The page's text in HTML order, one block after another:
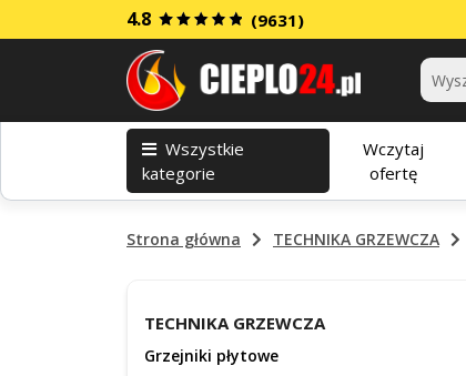
4.8 (9631)
Kategorie
Wszystkie
kategorie
Wczytaj
ofertę
Strona główna TECHNIKA GRZEWCZA
TECHNIKA GRZEWCZA
Grzejniki płytowe